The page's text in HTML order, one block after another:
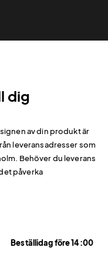
dig
av din produkt är
leveransadresser som
Behöver du leverans
påverka
Beställidag före 14:00